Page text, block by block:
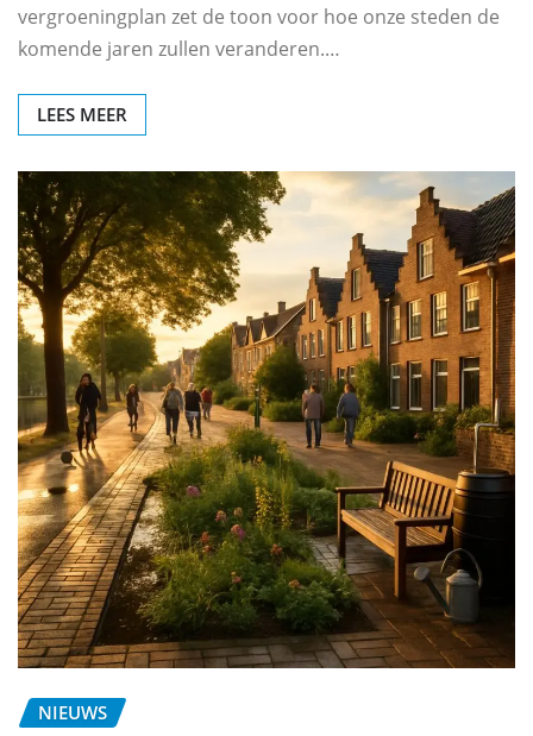
vergroeningplan zet de toon voor hoe onze steden de
komende jaren zullen veranderen.…
LEES MEER
NIEUWS